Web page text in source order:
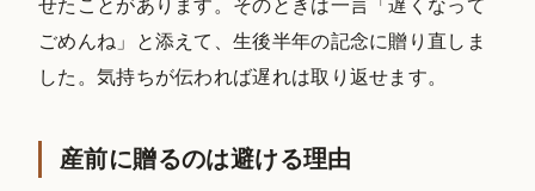
せたことがあります。そのときは一言「遅くなって
ごめんね」と添えて、生後半年の記念に贈り直しま
した。気持ちが伝われば遅れは取り返せます。
産前に贈るのは避ける理由